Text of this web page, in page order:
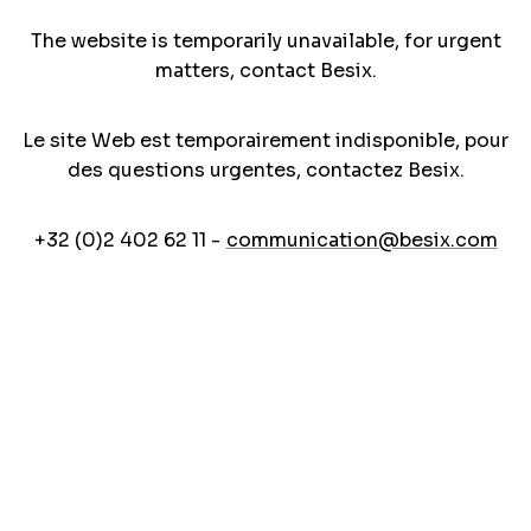
The website is temporarily unavailable, for urgent
matters, contact Besix.
Le site Web est temporairement indisponible, pour
des questions urgentes, contactez Besix.
+32 (0)2 402 62 11 - communication@besix.com